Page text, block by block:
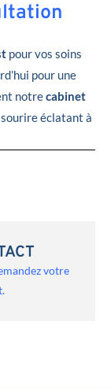
pour vos soins
pour une
notrecabinet
éclatant à
votre